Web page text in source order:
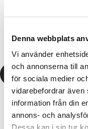
Denna webbplats
Vi använder
och annonserna till
för sociala medier
vidarebefordrar även
information från din
annons- och
Dessa kan i sin tur
monterin?
Kontakta oss